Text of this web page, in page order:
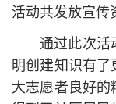
活动共发放宣传
通过此次活
明创建知识有了
大志愿者良好的